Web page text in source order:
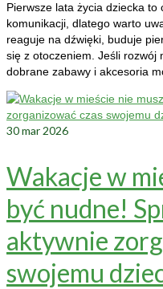
Pierwsze lata życia dziecka
komunikacji, dlatego warto
reaguje na dźwięki, buduje
się z otoczeniem. Jeśli rozwój
dobrane zabawy i akcesoria
30mar 2026
Wakacje w
być nudne!
aktywnie
swojemu